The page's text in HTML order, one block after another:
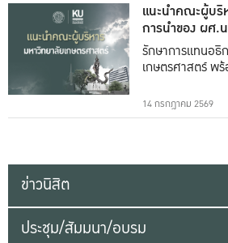
แนะนำคณะผู้บริ
การนำของ ผศ.
ธรรม
รักษาการแทนอธิ
เกษตรศาสตร์ พ
14 กรกฎาคม 2569
ข่าวนิสิต
ประชุม/สัมมนา/อบรม